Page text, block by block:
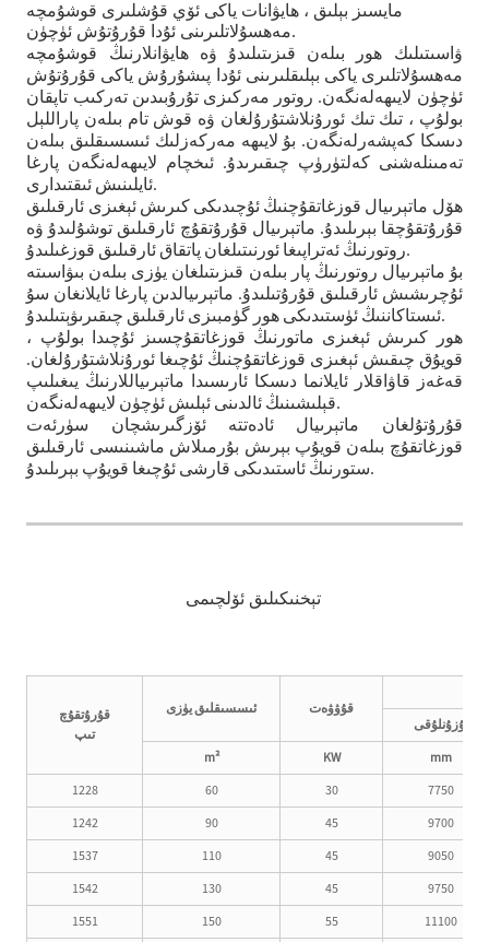
مايسىز بېلىق ، ھايۋانات ياكى ئۆي قۇشلىرى قوشۇمچە
مەھسۇلاتلىرىنى ئۇدا قۇرۇتۇش ئۈچۈن.
ۋاسىتىلىك ھور بىلەن قىزىتىلىدۇ ۋە ھايۋانلارنىڭ قوشۇمچە
مەھسۇلاتلىرى ياكى بېلىقلىرىنى ئۇدا پىشۇرۇش ياكى قۇرۇتۇش
ئۈچۈن لايىھەلەنگەن. روتور مەركىزى تۇرۇبىدىن تەركىب تاپقان
بولۇپ ، تىك تىك ئورۇنلاشتۇرۇلغان ۋە قوش تام بىلەن پاراللېل
دىسكا كەپشەرلەنگەن. بۇ لايىھە مەركەزلىك ئىسسىقلىق بىلەن
تەمىنلەشنى كەلتۈرۈپ چىقىرىدۇ. ئىخچام لايىھەلەنگەن پارغا
ئايلىنىش ئىقتىدارى.
ھۆل ماتېرىيال قوزغاتقۇچنىڭ ئۇچىدىكى كىرىش ئېغىزى ئارقىلىق
قۇرۇتقۇچقا بېرىلىدۇ. ماتېرىيال قۇرۇتقۇچ ئارقىلىق توشۇلىدۇ ۋە
روتورنىڭ ئەتراپىغا ئورنىتىلغان پاتقاق ئارقىلىق قوزغىلىدۇ.
بۇ ماتېرىيال روتورنىڭ پار بىلەن قىزىتىلغان يۈزى بىلەن بىۋاسىتە
ئۇچرىشىش ئارقىلىق قۇرۇتىلىدۇ. ماتېرىيالدىن پارغا ئايلانغان سۇ
ئىستاكاننىڭ ئۈستىدىكى ھور گۈمبىزى ئارقىلىق چىقىرىۋېتىلىدۇ.
ھور كىرىش ئېغىزى ماتورنىڭ قوزغاتقۇچسىز ئۇچىدا بولۇپ ،
قويۇق چىقىش ئېغىزى قوزغاتقۇچنىڭ ئۇچىغا ئورۇنلاشتۇرۇلغان.
قەغەز قاۋاقلار ئايلانما دىسكا ئارىسىدا ماتېرىياللارنىڭ يىغىلىپ
قېلىشىنىڭ ئالدىنى ئېلىش ئۈچۈن لايىھەلەنگەن.
قۇرۇتۇلغان ماتېرىيال ئادەتتە ئۆزگىرىشچان سۈرئەت
قوزغاتقۇچ بىلەن قويۇپ بېرىش بۇرمىلاش ماشىنىسى ئارقىلىق
ستورنىڭ ئاستىدىكى قارشى ئۇچىغا قويۇپ بېرىلىدۇ.
تېخنىكىلىق ئۆلچىمى
قۇرۇتقۇچ
تىپ
ئىسسىقلىق يۈزى
قۇۋۋەت
ئۇزۇنلۇقى
m²
KW
mm
1228
60 30
7750
1242
90 45
9700
1537
110 45
9050
1542
130 45
9750
1551
150 55
11100